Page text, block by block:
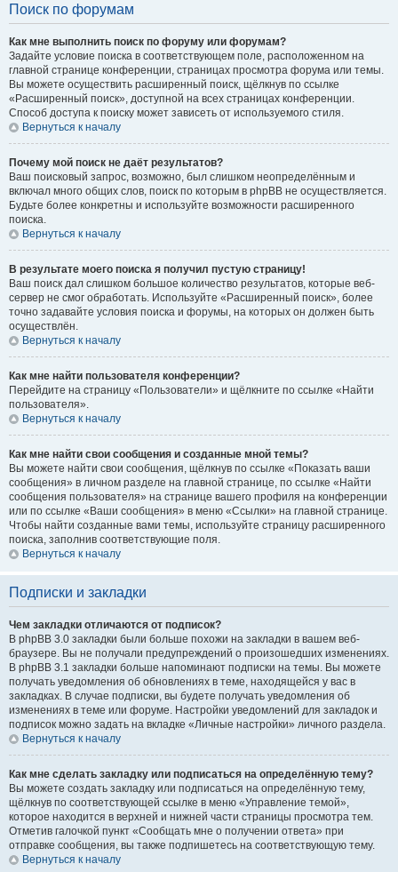
Поиск по форумам
Как мне выполнить поиск по форуму или форумам?
Задайте условие поиска в соответствующем поле, расположенном на
главной странице конференции, страницах просмотра форума или темы.
Вы можете осуществить расширенный поиск, щёлкнув по ссылке
«Расширенный поиск», доступной на всех страницах конференции.
Способ доступа к поиску может зависеть от используемого стиля.
Вернуться к началу
Почему мой поиск не даёт результатов?
Ваш поисковый запрос, возможно, был слишком неопределённым и
включал много общих слов, поиск по которым в phpBB не осуществляется.
Будьте более конкретны и используйте возможности расширенного
поиска.
Вернуться к началу
В результате моего поиска я получил пустую страницу!
Ваш поиск дал слишком большое количество результатов, которые веб-
сервер не смог обработать. Используйте «Расширенный поиск», более
точно задавайте условия поиска и форумы, на которых он должен быть
осуществлён.
Вернуться к началу
Как мне найти пользователя конференции?
Перейдите на страницу «Пользователи» и щёлкните по ссылке «Найти
пользователя».
Вернуться к началу
Как мне найти свои сообщения и созданные мной темы?
Вы можете найти свои сообщения, щёлкнув по ссылке «Показать ваши
сообщения» в личном разделе на главной странице, по ссылке «Найти
сообщения пользователя» на странице вашего профиля на конференции
или по ссылке «Ваши сообщения» в меню «Ссылки» на главной странице.
Чтобы найти созданные вами темы, используйте страницу расширенного
поиска, заполнив соответствующие поля.
Вернуться к началу
Подписки и закладки
Чем закладки отличаются от подписок?
В phpBB 3.0 закладки были больше похожи на закладки в вашем веб-
браузере. Вы не получали предупреждений о произошедших изменениях.
В phpBB 3.1 закладки больше напоминают подписки на темы. Вы можете
получать уведомления об обновлениях в теме, находящейся у вас в
закладках. В случае подписки, вы будете получать уведомления об
изменениях в теме или форуме. Настройки уведомлений для закладок и
подписок можно задать на вкладке «Личные настройки» личного раздела.
Вернуться к началу
Как мне сделать закладку или подписаться на определённую тему?
Вы можете создать закладку или подписаться на определённую тему,
щёлкнув по соответствующей ссылке в меню «Управление темой»,
которое находится в верхней и нижней части страницы просмотра тем.
Отметив галочкой пункт «Сообщать мне о получении ответа» при
отправке сообщения, вы также подпишетесь на соответствующую тему.
Вернуться к началу